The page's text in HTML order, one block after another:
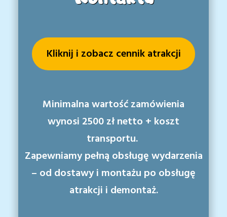
Kliknij i zobacz cennik atrakcji
Minimalna wartość zamówienia
wynosi 2500 zł netto + koszt
transportu.
Zapewniamy pełną obsługę wydarzenia
– od dostawy i montażu po obsługę
atrakcji i demontaż.